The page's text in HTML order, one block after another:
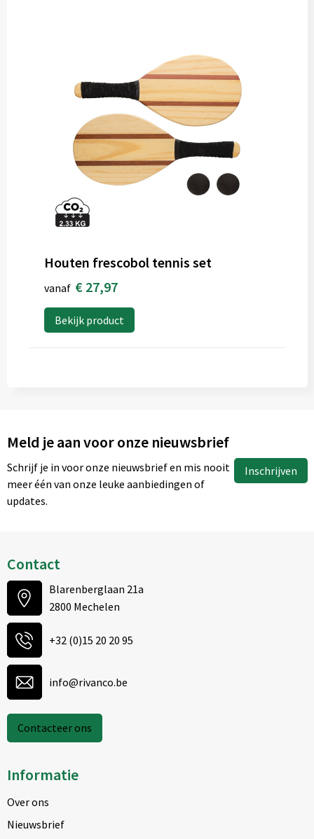
Houten frescobol tennis set
vanaf € 27,97
Bekijk product
Meld je aan voor onze nieuwsbrief
Schrijf je in voor onze nieuwsbrief en mis nooit
meer één van onze leuke aanbiedingen of
updates.
Inschrijven
Contact
Blarenberglaan 21a
2800 Mechelen
+32 (0)15 20 20 95
info@rivanco.be
Contacteer ons
Informatie
Over ons
Nieuwsbrief